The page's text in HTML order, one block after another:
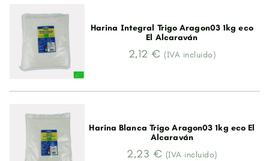
Harina Integral Trigo Aragon03 1kg eco
El Alcaraván
2,12 €(IVA incluido)
Harina Blanca Trigo Aragon03 1kg eco El
Alcaraván
2,23 € (IVA incluido)